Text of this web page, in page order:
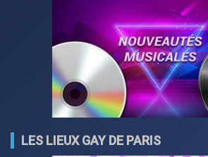
LES LIEUX GAY DE PARIS